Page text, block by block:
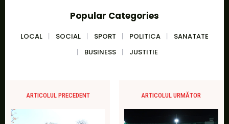
Popular Categories
LOCAL SOCIAL SPORT POLITICA
SANATATE
BUSINESS
JUSTITIE
ARTICOLUL PRECEDENT ARTICOLUL URMĂTOR